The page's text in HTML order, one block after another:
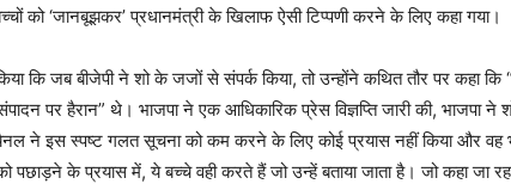
को ‘जानबूझकर’ प्रधानमंत्री के खिलाफ ऐसी टिप्पणी करने के लिए कहा गया।
कि जब बीजेपी ने शो के जजों से संपर्क किया, तो उन्होंने कथित तौर पर कहा कि
पर हैरान” थे। भाजपा ने एक आधिकारिक प्रेस विज्ञप्ति जारी की, भाजपा ने
ने इस स्पष्ट गलत सूचना को कम करने के लिए कोई प्रयास नहीं किया और वह
को पछाड़ने के प्रयास में, ये बच्चे वही करते हैं जो उन्हें बताया जाता है। जो कहा जा